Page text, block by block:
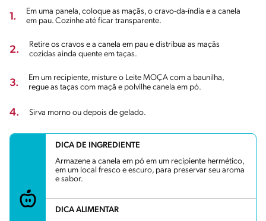
1.
Em uma panela, coloque as maçãs, o cravo-da-índia e a canela
em pau. Cozinhe até ficar transparente.
2.
Retire os cravos e a canela em pau e distribua as maçãs
cozidas ainda quente em taças.
3.
Em um recipiente, misture o Leite MOÇA com a baunilha,
regue as taças com maçã e polvilhe canela em pó.
4. Sirva morno ou depois de gelado.
DICA DE INGREDIENTE
Armazene a canela em pó em um recipiente hermético,
em um local fresco e escuro, para preservar seu aroma
e sabor.
DICA ALIMENTAR